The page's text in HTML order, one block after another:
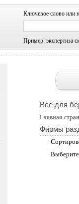
Ключевое слово или
Пример: экспертиза
Все для
Главная
Фирмы